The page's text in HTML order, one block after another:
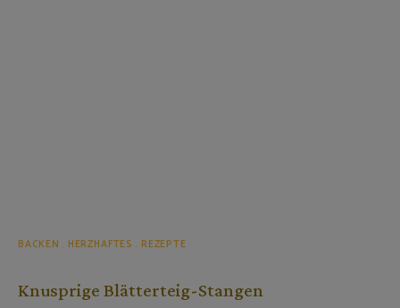
BACKEN HERZHAFTES REZEPTE
Knusprige Blätterteig-Stangen